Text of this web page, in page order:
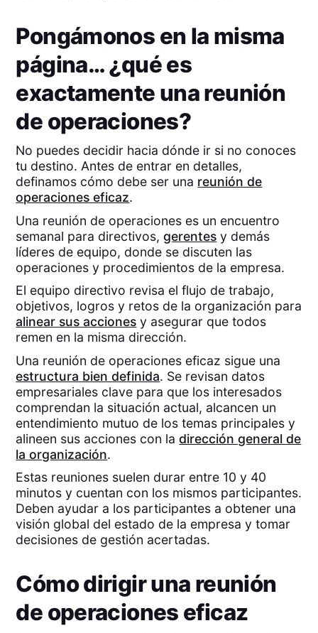
Pongámonos en la misma
página… ¿qué es
exactamente una reunión
de operaciones?
No puedes decidir hacia dónde ir si no conoces
tu destino. Antes de entrar en detalles,
definamos cómo debe ser una reunión de
operaciones eficaz.
Una reunión de operaciones es un encuentro
semanal para directivos,gerentes y demás
líderes de equipo, donde se discuten las
operaciones y procedimientos de la empresa.
El equipo directivo revisa el flujo de trabajo,
objetivos, logros y retos de la organización para
alinear sus acciones y asegurar que todos
remen en la misma dirección.
Una reunión de operaciones eficaz sigue una
estructura bien definida. Se revisan datos
empresariales clave para que los interesados
comprendan la situación actual, alcancen un
entendimiento mutuo de los temas principales y
alineen sus acciones con ladirección general de
la organización.
Estas reuniones suelen durar entre 10 y 40
minutos y cuentan con los mismos participantes.
Deben ayudar a los participantes a obtener una
visión global del estado de la empresa y tomar
decisiones de gestión acertadas.
Cómo dirigir una reunión
de operaciones eficaz